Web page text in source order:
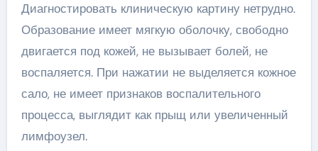
Диагностировать клиническую картину нетрудно.
Образование имеет мягкую оболочку, свободно
двигается под кожей, не вызывает болей, не
воспаляется. При нажатии не выделяется кожное
сало, не имеет признаков воспалительного
процесса, выглядит как прыщ или увеличенный
лимфоузел.